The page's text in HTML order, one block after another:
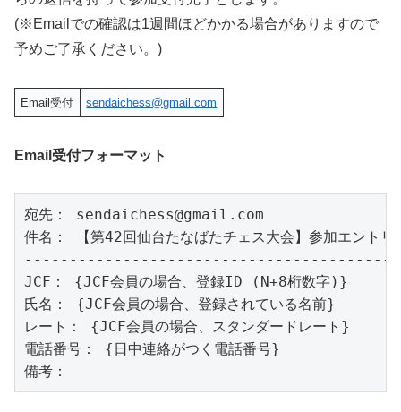
(※Emailでの確認は1週間ほどかかる場合がありますので
予めご了承ください。)
Email受付 sendaichess@gmail.com
Email受付フォーマット
宛先： sendaichess@gmail.com
件名： 【第42回仙台たなばたチェス大会】参加エントリ
JCF： {JCF会員の場合、登録ID (N+8桁数字)}
氏名： {JCF会員の場合、登録されている名前}
レート： {JCF会員の場合、スタンダードレート}
電話番号： {日中連絡がつく電話番号}